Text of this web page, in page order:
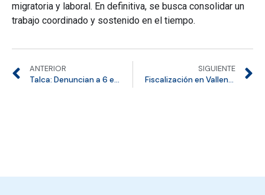
migratoria y laboral. En definitiva, se busca consolidar un
trabajo coordinado y sostenido en el tiempo.
ANTERIOR
Talca: Denuncian a 6 extranjeros que ingresaron ilegalmente
SIGUIENTE
Fiscalización en Vallenar: 10 denunciados tras fiscalización